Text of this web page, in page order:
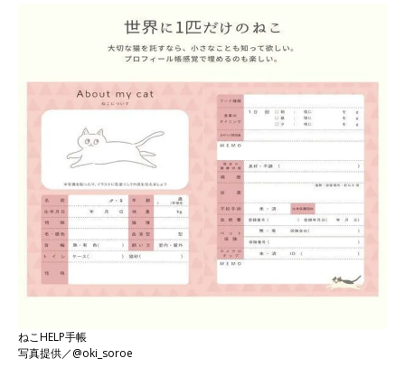
ねこHELP手帳
写真提供／@oki_soroe